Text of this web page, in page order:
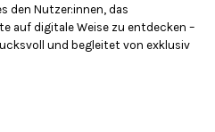
den Nutzer:innen, das
auf digitale Weise zu entdecken –
und begleitet von exklusiv